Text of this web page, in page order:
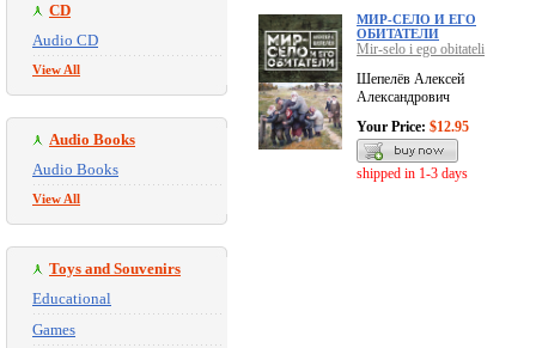
CD
Audio CD
View All
Audio Books
Audio Books
View All
Toys and Souvenirs
Educational
Games
МИР-СЕЛО И ЕГО
ОБИТАТЕЛИ
Mir-selo i ego obitateli
Шепелёв Алексей
Александрович
Your Price: $12.95
shipped in 1-3 days